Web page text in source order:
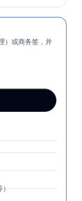
）或商务签，并
）